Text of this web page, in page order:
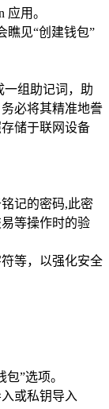
应用。
瞧见“创建钱包”
一组助记词，助
必将其精准地誊
储于联网设备
记的密码,此密
等操作时的验
等，以强化安全
”选项。
或私钥导入